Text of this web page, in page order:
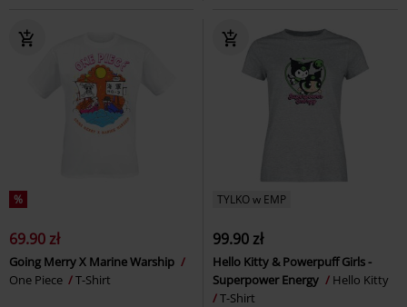
%
69.90 zł
Going Merry X Marine Warship
One Piece
T-Shirt
TYLKO w EMP
99.90 zł
Hello Kitty & Powerpuff Girls -
Superpower Energy
Hello Kitty
T-Shirt